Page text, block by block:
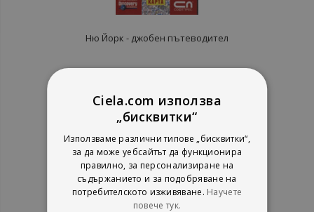
Ню Йорк - джобен пътеводител
рейтинг:
1%
7,66 €
14,98 лв.
Ciela.com използва
„бисквитки“
Използваме различни типове „бисквитки“,
за да може уебсайтът да функционира
правилно, за персонализиране на
съдържанието и за подобряване на
потребителското изживяване. Научете
повече тук.